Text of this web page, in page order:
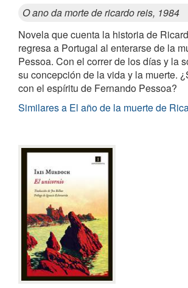
O ano da morte de ricardo reis, 1984
Novela que cuenta la historia de
regresa a Portugal al enterarse de la
Pessoa. Con el correr de los días y la
su concepción de la vida y la muerte.
con el espíritu de Fernando Pessoa?
Similares a El año de la muerte de